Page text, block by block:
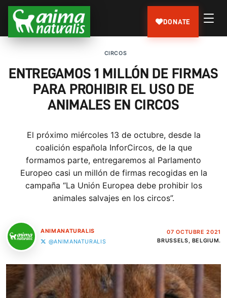
DONATE
CIRCOS
ENTREGAMOS 1 MILLÓN DE FIRMAS
PARA PROHIBIR EL USO DE
ANIMALES EN CIRCOS
El próximo miércoles 13 de octubre, desde la
coalición española InforCircos, de la que
formamos parte, entregaremos al Parlamento
Europeo casi un millón de firmas recogidas en la
campaña “La Unión Europea debe prohibir los
animales salvajes en los circos”.
ANIMANATURALIS
@ANIMANATURALIS
07 OCTUBRE 2021
BRUSSELS, BELGIUM.